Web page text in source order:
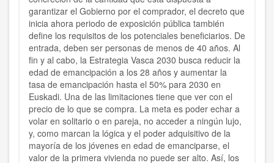
garantizar el Gobierno por el comprador, el decreto que
inicia ahora periodo de exposición pública también
define los requisitos de los potenciales beneficiarios. De
entrada, deben ser personas de menos de 40 años. Al
fin y al cabo, la Estrategia Vasca 2030 busca reducir la
edad de emancipación a los 28 años y aumentar la
tasa de emancipación hasta el 50% para 2030 en
Euskadi. Una de las limitaciones tiene que ver con el
precio de lo que se compra. La meta es poder echar a
volar en solitario o en pareja, no acceder a ningún lujo,
y, como marcan la lógica y el poder adquisitivo de la
mayoría de los jóvenes en edad de emanciparse, el
valor de la primera vivienda no puede ser alto. Así, los